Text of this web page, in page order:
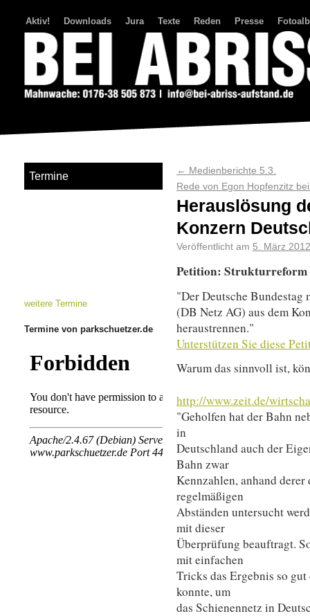
Aktiv! Downloads Jura Texte Reden Presse
← Medienberichte 5.3.
Rede von Egon Hopfenzitz
Herauslösung
Konzern
Veröffentlicht am 5. März 2012
Petition: Strukturreform
"Der Deutsche Bundestag
(DB Netz AG) aus dem
heraustrennen."
Unterstützen Sie diese
Warum das sinnvoll ist,
http://www.zeit.de/
"Geholfen hat der Bahn
in
Deutschland auch der
Bahn zwar
Kennzahlen, anhand
regelmäßigen
Abständen untersucht
mit dieser
Überprüfung beauftragt.
mit einfachen
Tricks das Ergebnis so
konnte, um
das Schienennetz in
Termine
weitere Termine
Termine von parkschuetzer.de